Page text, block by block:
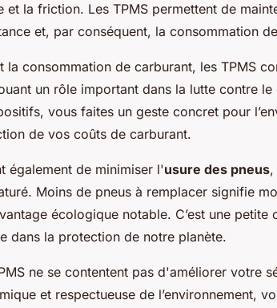
et la friction. Les TPMS permettent de
et, par conséquent, la consommation
la consommation de carburant, les TPMS
un rôle important dans la lutte contre
vous faites un geste concret pour
de vos coûts de carburant.
également de minimiser l'usure des pneus,
Moins de pneus à remplacer signifie
écologique notable. C’est une
dans la protection de notre planète.
ne se contentent pas d'améliorer votre
et respectueuse de l’environnement,